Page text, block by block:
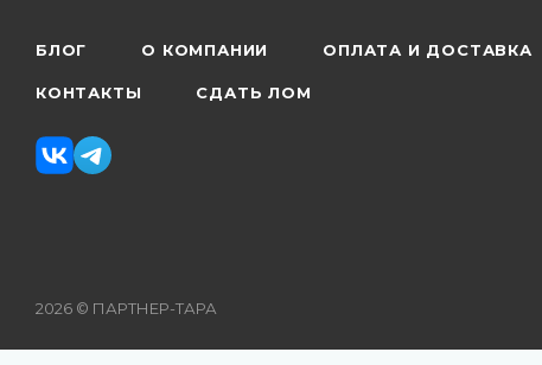
БЛОГ О КОМПАНИИ ОПЛАТА И ДОСТАВКА
КОНТАКТЫ СДАТЬ ЛОМ
2026 © ПАРТНЕР-ТАРА